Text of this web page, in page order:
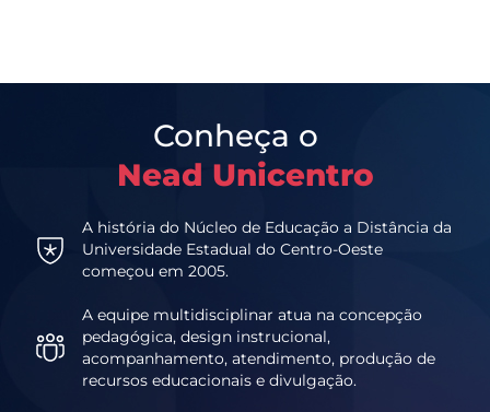
Conheça o
Nead Unicentro
A história do Núcleo de Educação a Distância da
Universidade Estadual do Centro-Oeste
começou em 2005.
A equipe multidisciplinar atua na concepção
pedagógica, design instrucional,
acompanhamento, atendimento, produção de
recursos educacionais e divulgação.